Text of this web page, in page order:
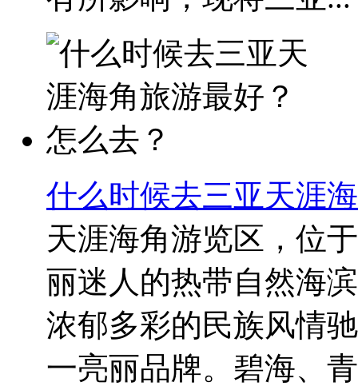
什么时候去三亚天涯
天涯海角游览区，位
丽迷人的热带自然海
浓郁多彩的民族风情
一亮丽品牌。碧海、